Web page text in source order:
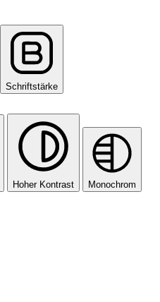
Schriftstärke
Hoher Kontrast Monochrom